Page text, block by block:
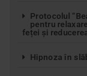
Protocolul
pentru
feței și
Hipnoza în